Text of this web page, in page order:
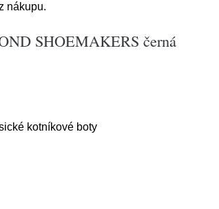
nákupu.
SHOEMAKERS černá
kotníkové boty